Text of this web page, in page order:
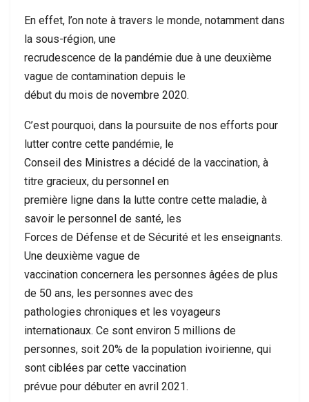
En effet, l’on note à travers le monde, notamment dans
la sous-région, une
recrudescence de la pandémie due à une deuxième
vague de contamination depuis le
début du mois de novembre 2020.
C’est pourquoi, dans la poursuite de nos efforts pour
lutter contre cette pandémie, le
Conseil des Ministres a décidé de la vaccination, à
titre gracieux, du personnel en
première ligne dans la lutte contre cette maladie, à
savoir le personnel de santé, les
Forces de Défense et de Sécurité et les enseignants.
Une deuxième vague de
vaccination concernera les personnes âgées de plus
de 50 ans, les personnes avec des
pathologies chroniques et les voyageurs
internationaux. Ce sont environ 5 millions de
personnes, soit 20% de la population ivoirienne, qui
sont ciblées par cette vaccination
prévue pour débuter en avril 2021.